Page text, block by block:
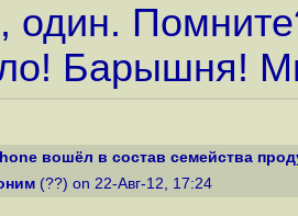
один.
Барышня!
вошёл в состав семейства
(??) on 22-Авг-12, 17:24